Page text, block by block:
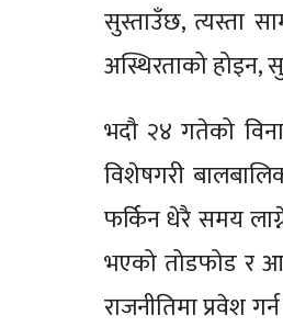
सुस्ताउँछ, त्यस्ता
अस्थिरताको होइन,
भदौ २४ गतेको
विशेषगरी
फर्किन धेरै समय
भएको तोडफोड र
राजनीतिमा प्रवेश